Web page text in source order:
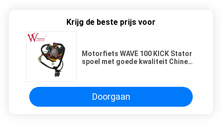
Krijg de beste prijs voor
Motorfiets WAVE 100 KICK Stator
spoel met goede kwaliteit Chinese
Doorgaan